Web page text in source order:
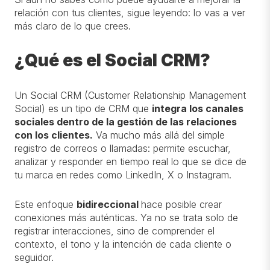
relación con tus clientes, sigue leyendo: lo vas a ver
más claro de lo que crees.
¿Qué es el Social CRM?
Un Social CRM (Customer Relationship Management
Social) es un tipo de CRM que integra los canales
sociales dentro de la gestión de las relaciones
con los clientes. Va mucho más allá del simple
registro de correos o llamadas: permite escuchar,
analizar y responder en tiempo real lo que se dice de
tu marca en redes como LinkedIn, X o Instagram.
Este enfoque bidireccional hace posible crear
conexiones más auténticas. Ya no se trata solo de
registrar interacciones, sino de comprender el
contexto, el tono y la intención de cada cliente o
seguidor.